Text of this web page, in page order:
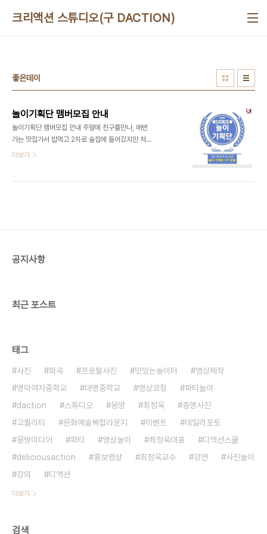
크리액션 스튜디오(구 DACTION)
좋은데이
놀이기획단 맴버모집 안내
놀이기획단 맴버모집 안내 주말에 친구를만나, 매번
가는 맛집가서 밥먹고 2차로 술집에 들어갔지만 처
음처럼 노는것 같이 신나게 놀고 싶어도 이젠 모든게
105-59번지, B1 맛있는놀이터(네이버 지도검색
더보기
공지사항
최근 포스트
태그
사진 화곡 프로필사진 맛있는놀이터
영상제작
명덕여자중학교
대명중학교 영상코칭
파티놀이
daction
스튜디오 몽땅 최정욱
증명사진
고퀄리티
문화예술복합라운지 이벤트
데일리포토
몽땅미디어
파티 영상놀이 최정욱대표
디액션스쿨
deliciousaction
홍보영상 최정욱교수 강연
사진놀이
강의
디액션
더보기
검색